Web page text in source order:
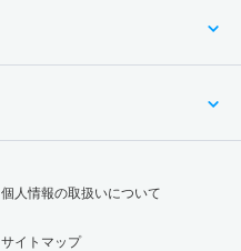
個人情報の取扱いについて
サイトマップ